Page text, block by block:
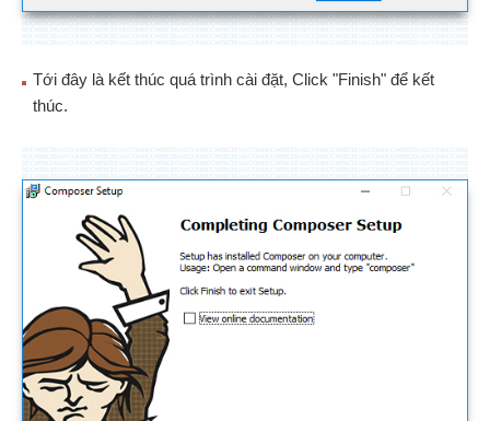
Tới đây là kết thúc quá trình cài đặt, Click "Finish" để kết
thúc.